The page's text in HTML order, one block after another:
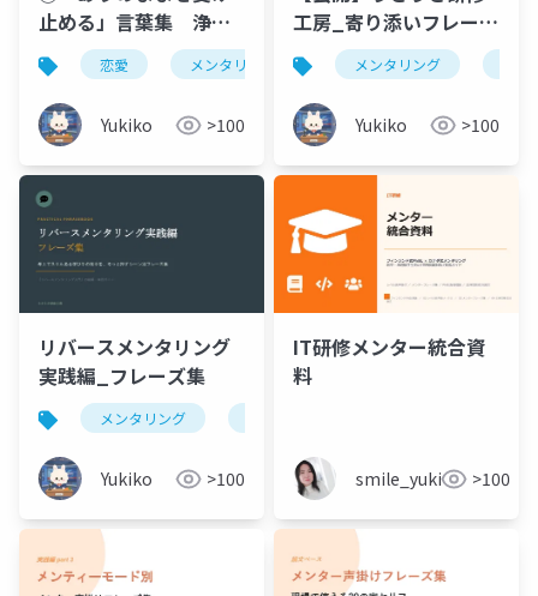
止める」言葉集 浄土
真宗に着想を得た、恋
愛編・メンタリング編
恋愛 メンタリング
Yukiko >100
工房_寄り添いフレーズ
集 研修・面談・OJT
でそのまま使える、21
カテゴリ132フレーズ
メンタリング
Yukiko >100
リバースメンタリング
実践編_フレーズ集
メンタリング
Yukiko >100
IT研修メンター統合資
料
smile_yukiko_it>100